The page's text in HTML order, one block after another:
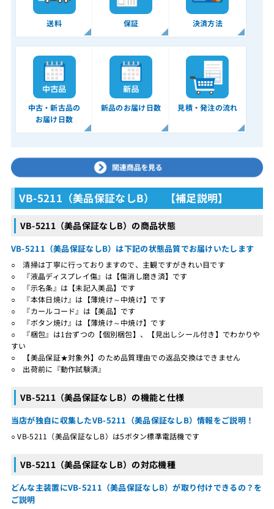
送料 保証 決済方法
中古・新古品の
お届け日数
新品のお届け日数 見積・発注の流れ
VB-5211（美品保証なしB） 【補足説明】
VB-5211（美品保証なしB）の商品状態
VB-5211（美品保証なしB）は下記の状態品質でお届けいたします
○ 清掃は丁寧に行っておりますので、主観ですがきれい目です
○ 『液晶ディスプレイ傷』は【傷消し磨き済】です
○ 『示名条』は【未記入美品】です
○ 『本体日焼け』は【薄焼け～中焼け】です
○ 『カールコード』は【美品】です
○ 『ボタン焼け』は【薄焼け～中焼け】です
○ 『梱包』は1台ずつの【個別梱包】、【見出しシール付き】でわかりや
すい
○ 【美品保証★対象外】のため品質理由での返品交換はできません
○ 出荷前に『動作試験済』
VB-5211（美品保証なしB）の機能と仕様
当店が独自に収集したVB-5211（美品保証なしB）情報をご説明！
○ VB-5211（美品保証なしB）は5ボタン標準電話機です
VB-5211（美品保証なしB）の対応機種
どんな主装置にVB-5211（美品保証なしB）が取り付けできるの？を
ご説明